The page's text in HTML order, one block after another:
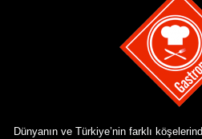
Dünyanın ve Türkiye’nin farklı